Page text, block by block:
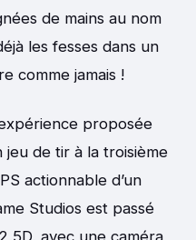
de mains au nom
les fesses dans un
comme jamais !
proposée
jeu de tir à la troisième
actionnable d’un
Studios est passé